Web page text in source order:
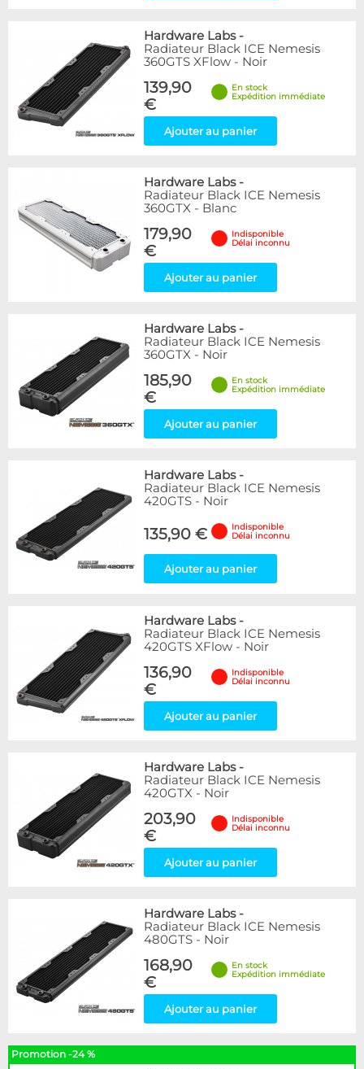
Hardware Labs-
Radiateur Black ICE Nemesis
360GTS XFlow - Noir
139,90
€
En stock
Expédition immédiate
Ajouter au panier
Hardware Labs-
Radiateur Black ICE Nemesis
360GTX - Blanc
179,90
€
Indisponible
Délai inconnu
Ajouter au panier
Hardware Labs-
Radiateur Black ICE Nemesis
360GTX - Noir
185,90
€
En stock
Expédition immédiate
Ajouter au panier
Hardware Labs-
Radiateur Black ICE Nemesis
420GTS - Noir
135,90 €
Indisponible
Délai inconnu
Ajouter au panier
Hardware Labs-
Radiateur Black ICE Nemesis
420GTS XFlow - Noir
136,90
€
Indisponible
Délai inconnu
Ajouter au panier
Hardware Labs-
Radiateur Black ICE Nemesis
420GTX - Noir
203,90
€
Indisponible
Délai inconnu
Ajouter au panier
Hardware Labs-
Radiateur Black ICE Nemesis
480GTS - Noir
168,90
€
En stock
Expédition immédiate
Ajouter au panier
Promotion -24 %